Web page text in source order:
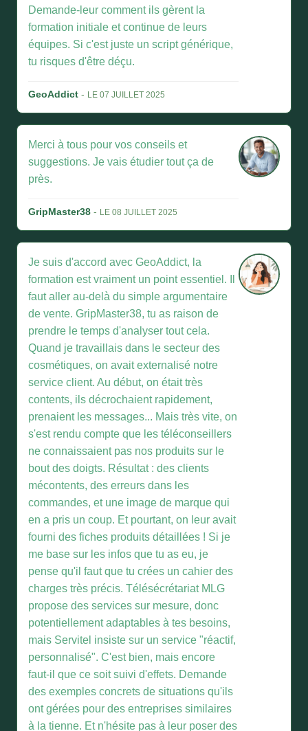
Demande-leur comment ils gèrent la
formation initiale et continue de leurs
équipes. Si c'est juste un script générique,
tu risques d'être déçu.
GeoAddict - LE 07 JUILLET 2025
Merci à tous pour vos conseils et
suggestions. Je vais étudier tout ça de
près.
GripMaster38 - LE 08 JUILLET 2025
Je suis d'accord avec GeoAddict, la
formation est vraiment un point essentiel. Il
faut aller au-delà du simple argumentaire
de vente. GripMaster38, tu as raison de
prendre le temps d'analyser tout cela.
Quand je travaillais dans le secteur des
cosmétiques, on avait externalisé notre
service client. Au début, on était très
contents, ils décrochaient rapidement,
prenaient les messages... Mais très vite, on
s'est rendu compte que les téléconseillers
ne connaissaient pas nos produits sur le
bout des doigts. Résultat : des clients
mécontents, des erreurs dans les
commandes, et une image de marque qui
en a pris un coup. Et pourtant, on leur avait
fourni des fiches produits détaillées ! Si je
me base sur les infos que tu as eu, je
pense qu'il faut que tu crées un cahier des
charges très précis. Télésécrétariat MLG
propose des services sur mesure, donc
potentiellement adaptables à tes besoins,
mais Servitel insiste sur un service "réactif,
personnalisé". C'est bien, mais encore
faut-il que ce soit suivi d'effets. Demande
des exemples concrets de situations qu'ils
ont gérées pour des entreprises similaires
à la tienne. Et n'hésite pas à leur poser des